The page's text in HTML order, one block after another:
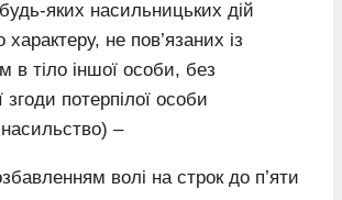
яких насильницьких дій
характеру, не пов’язаних із
в тіло іншої особи, без
згоди потерпілої особи
–
волі на строк до п’яти